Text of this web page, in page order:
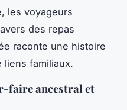
les voyageurs
des repas
raconte une histoire
liens familiaux.
faire ancestral et